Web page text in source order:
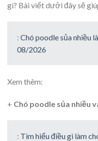
gì? Bài viết dưới đây sẽ
: Chó poodle sủa nhiều
08/2026
Xem thêm:
+ Chó poodle sủa nhiều
: Tìm hiểu điều gì làm